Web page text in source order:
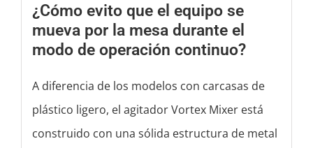
¿Cómo evito que el equipo se
mueva por la mesa durante el
modo de operación continuo?
A diferencia de los modelos con carcasas de
plástico ligero, el agitador Vortex Mixer está
construido con una sólida estructura de metal